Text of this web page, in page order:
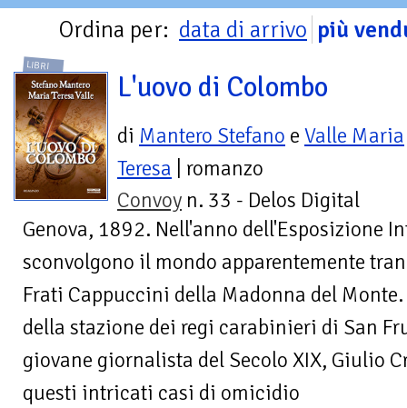
Ordina per: data di arrivo più
LIBRI
L'uovo di Colombo
di Mantero Stefano e Valle Maria
Teresa | romanzo
Convoy n. 33 - Delos Digital
Genova, 1892. Nell'anno dell'Esposizione
sconvolgono il mondo apparentemente
Frati Cappuccini della Madonna del
della stazione dei regi carabinieri di San
giovane giornalista del Secolo XIX, Giulio
questi intricati casi di omicidio